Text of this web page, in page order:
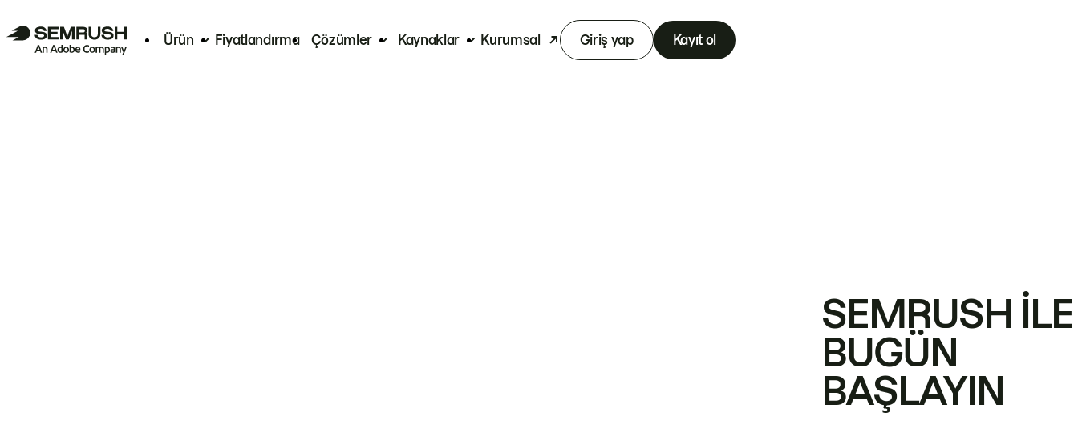
Ürün Fiyatlandırma Çözümler Kaynaklar Kurumsal Giriş yap Kayıt ol
SEMRUSH ILE
BUGÜN
BAŞLAYIN